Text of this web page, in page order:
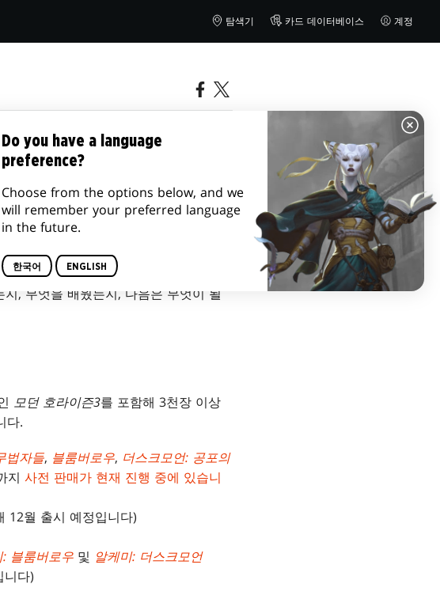
탐색기 카드 데이터베이스 계정
, 무엇을 배웠는지, 다음은 무엇이 될
모던 호라이즌3를 포함해 3천장 이상
다.
법자들, 블룸버로우, 더스크모언: 공포의
지 사전 판매가 현재 진행 중에 있습니
12월 출시 예정입니다)
: 블룸버로우 및 알케미: 더스크모언
니다)
Do you have a language
preference?
Choose from the options below, and we
will remember your preferred language
in the future.
한국어 ENGLISH